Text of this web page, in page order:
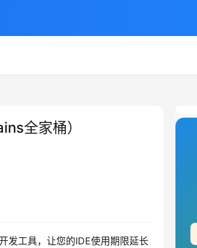
全家桶）
工具，让您的IDE使用期限延长